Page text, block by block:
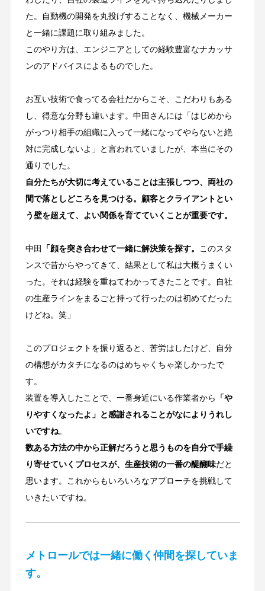
た。自動機の開発を丸投げすることなく、機械メーカー
と一緒に課題に取り組みました。
このやり方は、エンジニアとしての経験豊富なナカッサ
ンのアドバイスによるものでした。
お互い技術で食ってる会社だからこそ、こだわりもある
し、得意な分野も違います。中田さんには「はじめから
がっつり相手の組織に入って一緒になってやらないと絶
対に完成しないよ」と言われていましたが、本当にその
通りでした。
自分たちが大切に考えていることは主張しつつ、両社の
間で落としどころを見つける。顧客とクライアントとい
う壁を超えて、よい関係を育てていくことが重要です。
中田 「顔を突き合わせて一緒に解決策を探す。
このスタ
ンスで昔からやってきて、結果として私は大概うまくい
った。それは経験を重ねてわかってきたことです。自社
の生産ラインをまるごと持って行ったのは初めてだった
けどね。笑」
このプロジェクトを振り返ると、苦労はしたけど、自分
の構想がカタチになるのはめちゃくちゃ楽しかったで
す。
装置を導入したことで、一番身近にいる作業者から 「や
りやすくなったよ」と感謝されることがなによりうれし
いですね。
数ある方法の中から正解だろうと思うものを自分で手繰
り寄せていくプロセスが、生産技術の一番の醍醐味だと
思います。これからもいろいろなアプローチを挑戦して
いきたいですね。
メトロールでは一緒に働く仲間を探していま
す。